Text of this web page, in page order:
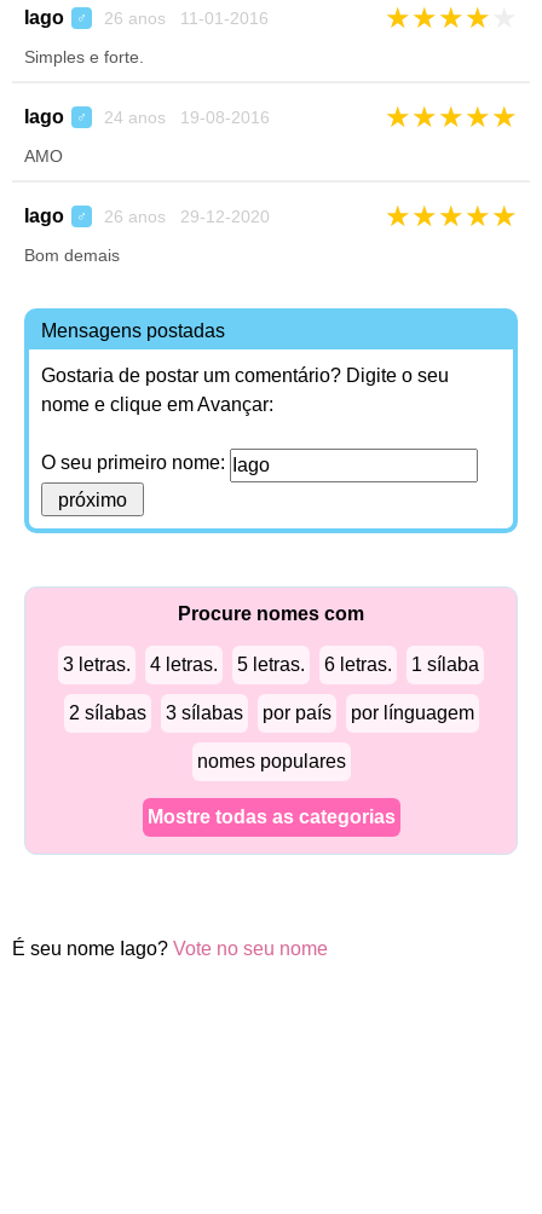
Iago ♂ 26 anos 11-01-2016 ★★★★
Simples e forte.
Iago ♂ 24 anos 19-08-2016 ★★★★★
AMO
Iago ♂ 26 anos 29-12-2020 ★★★★★
Bom demais
Mensagens postadas
Gostaria de postar um comentário? Digite o seu
nome e clique em Avançar:
O seu primeiro nome:
Procure nomes com
3 letras. 4 letras. 5 letras. 6 letras. 1 sílaba
2 sílabas 3 sílabas por país por línguagem
nomes populares
Mostre todas as categorias
É seu nome Iago? Vote no seu nome